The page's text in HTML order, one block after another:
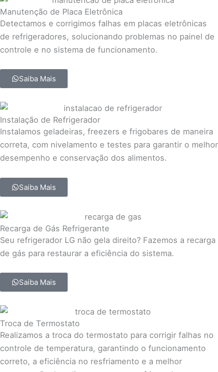
Manutenção de Placa Eletrônica
Detectamos e corrigimos falhas em placas eletrônicas
de refrigeradores, solucionando problemas no painel de
controle e no sistema de funcionamento.
Saiba Mais
Instalação de Refrigerador
Instalamos geladeiras, freezers e frigobares de maneira
correta, com nivelamento e testes para garantir o melhor
desempenho e conservação dos alimentos.
Saiba Mais
Recarga de Gás Refrigerante
Seu refrigerador LG não gela direito? Fazemos a recarga
de gás para restaurar a eficiência do sistema.
Saiba Mais
Troca de Termostato
Realizamos a troca do termostato para corrigir falhas no
controle de temperatura, garantindo o funcionamento
correto, a eficiência no resfriamento e a melhor